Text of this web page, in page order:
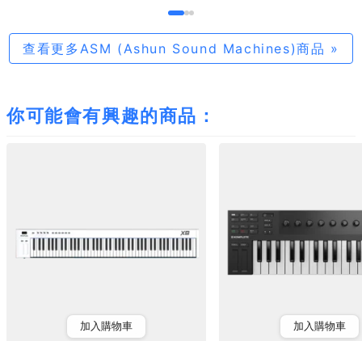
查看更多ASM (Ashun Sound Machines)商品 »
你可能會有興趣的商品：
加入購物車 加入購物車